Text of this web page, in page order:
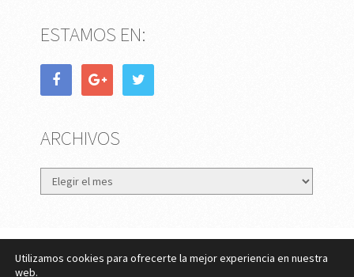
ESTAMOS EN:
ARCHIVOS
Archivos
eMujer.com Copyright © 2026.
Utilizamos cookies para ofrecerte la mejor experiencia en nuestra
web.